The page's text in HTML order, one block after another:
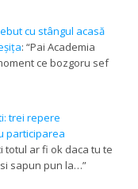
cu stângul acasă
: “Pai Academia
ce bozgoru sef
trei repere
participarea
totul ar fi ok daca tu te
sapun pun la…”